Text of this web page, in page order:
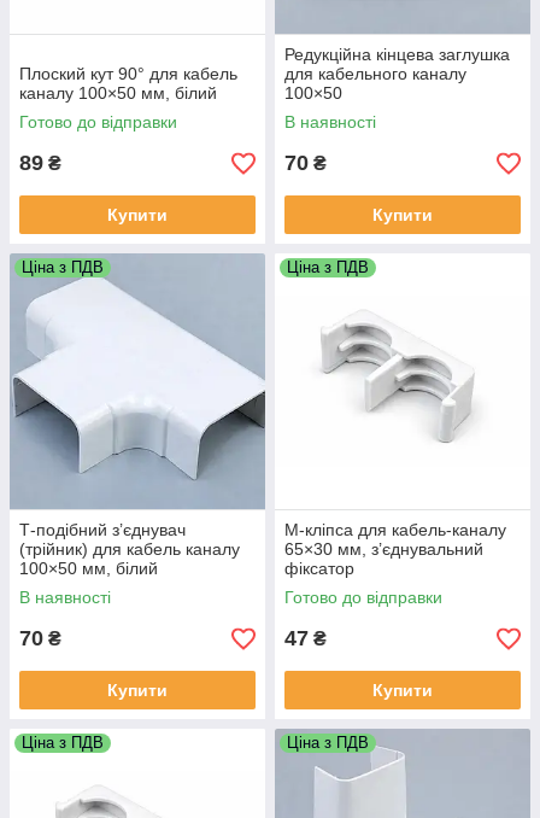
Плоский кут 90° для кабель
каналу 100×50 мм, білий
Готово до відправки
89 ₴
Купити
Редукційна кінцева заглушка
для кабельного каналу
100×50
В наявності
70 ₴
Купити
Ціна з ПДВ
Т-подібний з’єднувач
(трійник) для кабель каналу
100×50 мм, білий
В наявності
70 ₴
Купити
Ціна з ПДВ
M-кліпса для кабель-каналу
65×30 мм, з’єднувальний
фіксатор
Готово до відправки
47 ₴
Купити
Ціна з ПДВ Ціна з ПДВ